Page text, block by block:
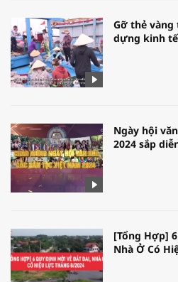
Gỡ thẻ vàng
dựng kinh
Ngày hội
2024 sắp
[Tổng Hợp]
Nhà Ở Có